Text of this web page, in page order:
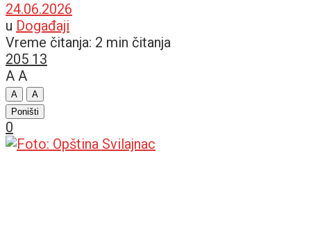
24.06.2026
u Događaji
Vreme čitanja: 2 min čitanja
205 13
A A
A
A
Poništi
0